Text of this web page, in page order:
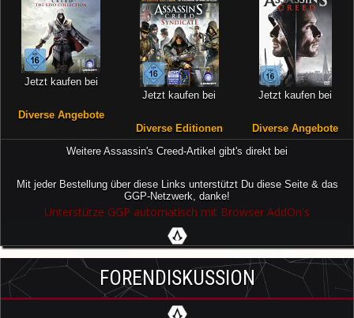
Jetzt kaufen bei
Diverse Angebote
Jetzt kaufen bei
Diverse Editionen
Jetzt kaufen bei
Diverse Angebote
Weitere Assassin's Creed-Artikel gibt's direkt bei
Mit jeder Bestellung über diese Links unterstützt Du diese Seite & das
GGP-Netzwerk, danke!
Unterstütze GGP automatisch mit Browser AddOn's
FORENDISKUSSION